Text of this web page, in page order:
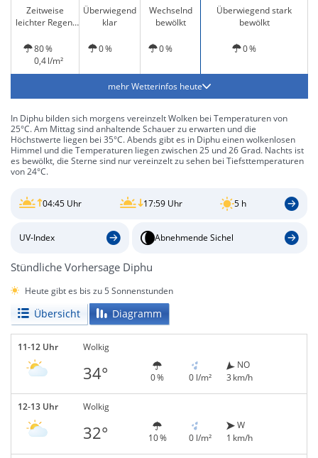
Zeitweise
leichter Regen,
Überwiegend
klar
Wechselnd
bewölkt
Überwiegend stark
bewölkt
80 %
0,4 l/m²
0 % 0 % 0 %
mehr Wetterinfos heute
In Diphu bilden sich morgens vereinzelt Wolken bei Temperaturen von
25°C. Am Mittag sind anhaltende Schauer zu erwarten und die
Höchstwerte liegen bei 35°C. Abends gibt es in Diphu einen wolkenlosen
Himmel und die Temperaturen liegen zwischen 25 und 26 Grad. Nachts ist
es bewölkt, die Sterne sind nur vereinzelt zu sehen bei Tiefsttemperaturen
von 24°C.
04:45 Uhr 17:59 Uhr 5 h
UV-Index Abnehmende Sichel
Stündliche Vorhersage Diphu
Heute gibt es bis zu 5 Sonnenstunden
Übersicht Diagramm
11-12 Uhr Wolkig
34° 0 % 0 l/m²
NO
3 km/h
12-13 Uhr Wolkig
32° 10 % 0 l/m²
W
1 km/h